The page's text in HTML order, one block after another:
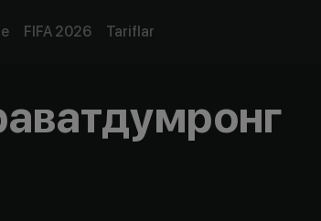
FIFA 2026 Tariflar